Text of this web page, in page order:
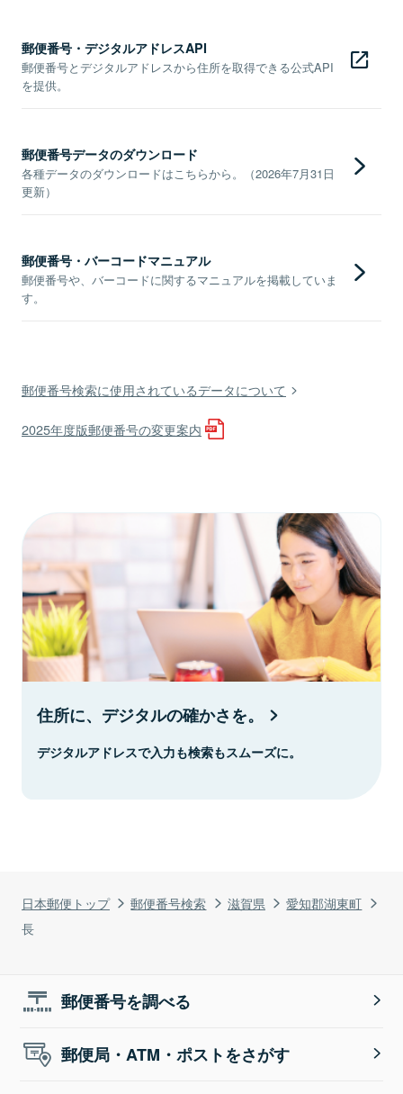
日本郵便トップ 郵便番号検索 滋賀県
愛知郡湖東町
長
郵便番号・デジタルアドレスAPI
郵便番号とデジタルアドレスから住所を取得できる公式API
を提供。
郵便番号データのダウンロード
各種データのダウンロードはこちらから。（2026年7月31日
更新）
郵便番号・バーコードマニュアル
郵便番号や、バーコードに関するマニュアルを掲載していま
す。
郵便番号検索に使用されているデータについて
2025年度版郵便番号の変更案内
住所に、デジタルの確かさを。
デジタルアドレスで入力も検索もスムーズに。
郵便番号を調べる
郵便局・ATM・ポストをさがす